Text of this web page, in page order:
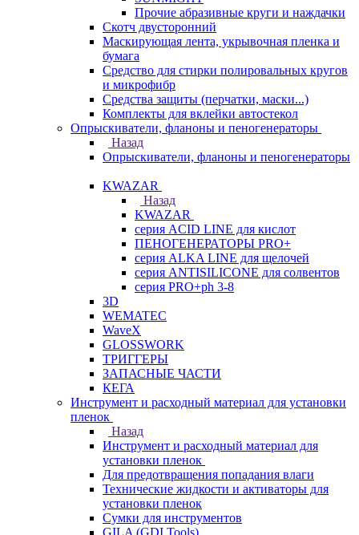
Прочие абразивные круги и наждачки
Скотч двусторонний
Маскирующая лента, укрывочная пленка и
бумага
Средство для стирки полировальных кругов
и микрофибр
Средства защиты (перчатки, маски...)
Комплекты для вклейки автостекол
Опрыскиватели, фланоны и пеногенераторы
Назад
Опрыскиватели, фланоны и пеногенераторы
KWAZAR
Назад
KWAZAR
серия ACID LINE для кислот
ПЕНОГЕНЕРАТОРЫ PRO+
серия ALKA LINE для щелочей
серия ANTISILICONE для солвентов
серия PRO+ph 3-8
3D
WEMATEC
WaveX
GLOSSWORK
ТРИГГЕРЫ
ЗАПАСНЫЕ ЧАСТИ
КЕГА
Инструмент и расходный материал для установки
пленок
Назад
Инструмент и расходный материал для
установки пленок
Для предотвращения попадания влаги
Технические жидкости и активаторы для
установки пленок
Сумки для инструментов
GILA (GDI Tools)